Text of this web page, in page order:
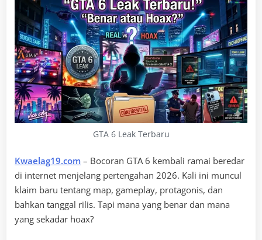
GTA 6 Leak Terbaru
Kwaelag19.com – Bocoran GTA 6 kembali ramai beredar
di internet menjelang pertengahan 2026. Kali ini muncul
klaim baru tentang map, gameplay, protagonis, dan
bahkan tanggal rilis. Tapi mana yang benar dan mana
yang sekadar hoax?